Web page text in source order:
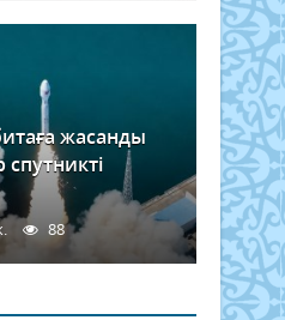
жасанды
спутникті
88